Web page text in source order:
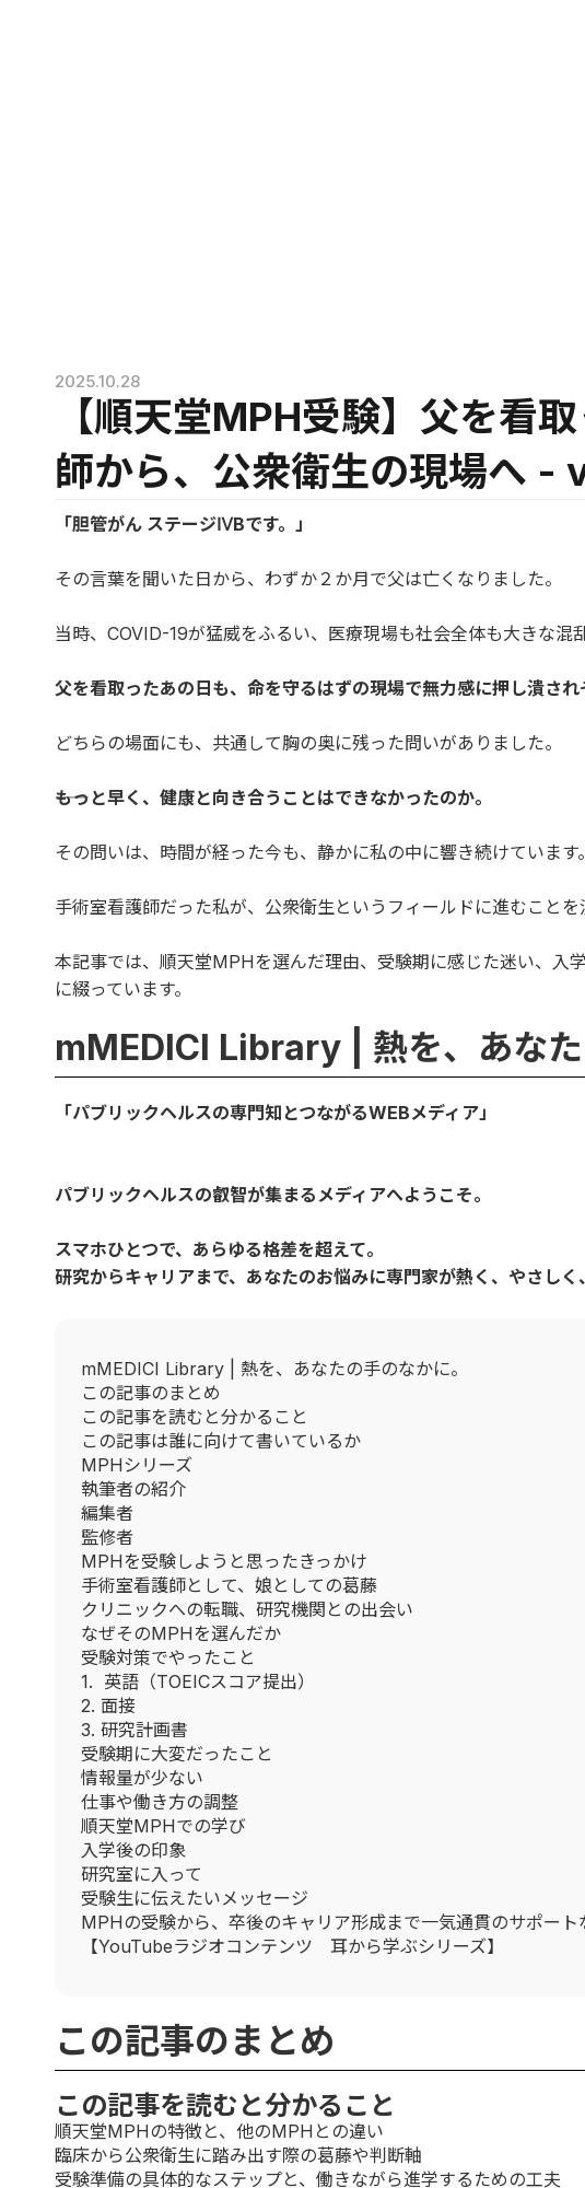
2025.10.28
【順天堂MPH受験】父を看
師から、公衆衛生の現場へ -
「胆管がん ステージⅣBです。」
その言葉を聞いた日から、わずか２か月で父は亡くなりました。
当時、COVID-19が猛威をふるい、医療現場も社会全体も大きな混
父を看取ったあの日も、命を守るはずの現場で無力感に押し潰され
どちらの場面にも、共通して胸の奥に残った問いがありました。
――もっと早く、健康と向き合うことはできなかったのか。
その問いは、時間が経った今も、静かに私の中に響き続けています。
手術室看護師だった私が、公衆衛生というフィールドに進むことを
本記事では、順天堂MPHを選んだ理由、受験期に感じた迷い、入
に綴っています。
mMEDICI Library | 熱を、あなた
「パブリックヘルスの専門知とつながるWEBメディア」
パブリックヘルスの叡智が集まるメディアへようこそ。
スマホひとつで、あらゆる格差を超えて。
研究からキャリアまで、あなたのお悩みに専門家が熱く、やさしく
mMEDICI Library | 熱を、あなたの手のなかに。
この記事のまとめ
この記事を読むと分かること
この記事は誰に向けて書いているか
MPHシリーズ
執筆者の紹介
編集者
監修者
MPHを受験しようと思ったきっかけ
手術室看護師として、娘としての葛藤
クリニックへの転職、研究機関との出会い
なぜそのMPHを選んだか
受験対策でやったこと
1. 英語（TOEICスコア提出）
2. 面接
3. 研究計画書
受験期に大変だったこと
情報量が少ない
仕事や働き方の調整
順天堂MPHでの学び
入学後の印象
研究室に入って
受験生に伝えたいメッセージ
MPHの受験から、卒後のキャリア形成まで一気通貫のサポー
【YouTubeラジオコンテンツ 耳から学ぶシリーズ】
この記事のまとめ
この記事を読むと分かること
順天堂MPHの特徴と、他のMPHとの違い
臨床から公衆衛生に踏み出す際の葛藤や判断軸
受験準備の具体的なステップと、働きながら進学するための工夫